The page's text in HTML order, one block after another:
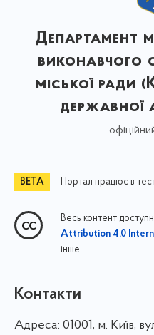
Департамент
виконавчого
міської ради
державної
Портал працює в
Весь контент
Attribution 4.0
інше
Контакти
Адреса: 01001, м. Київ,